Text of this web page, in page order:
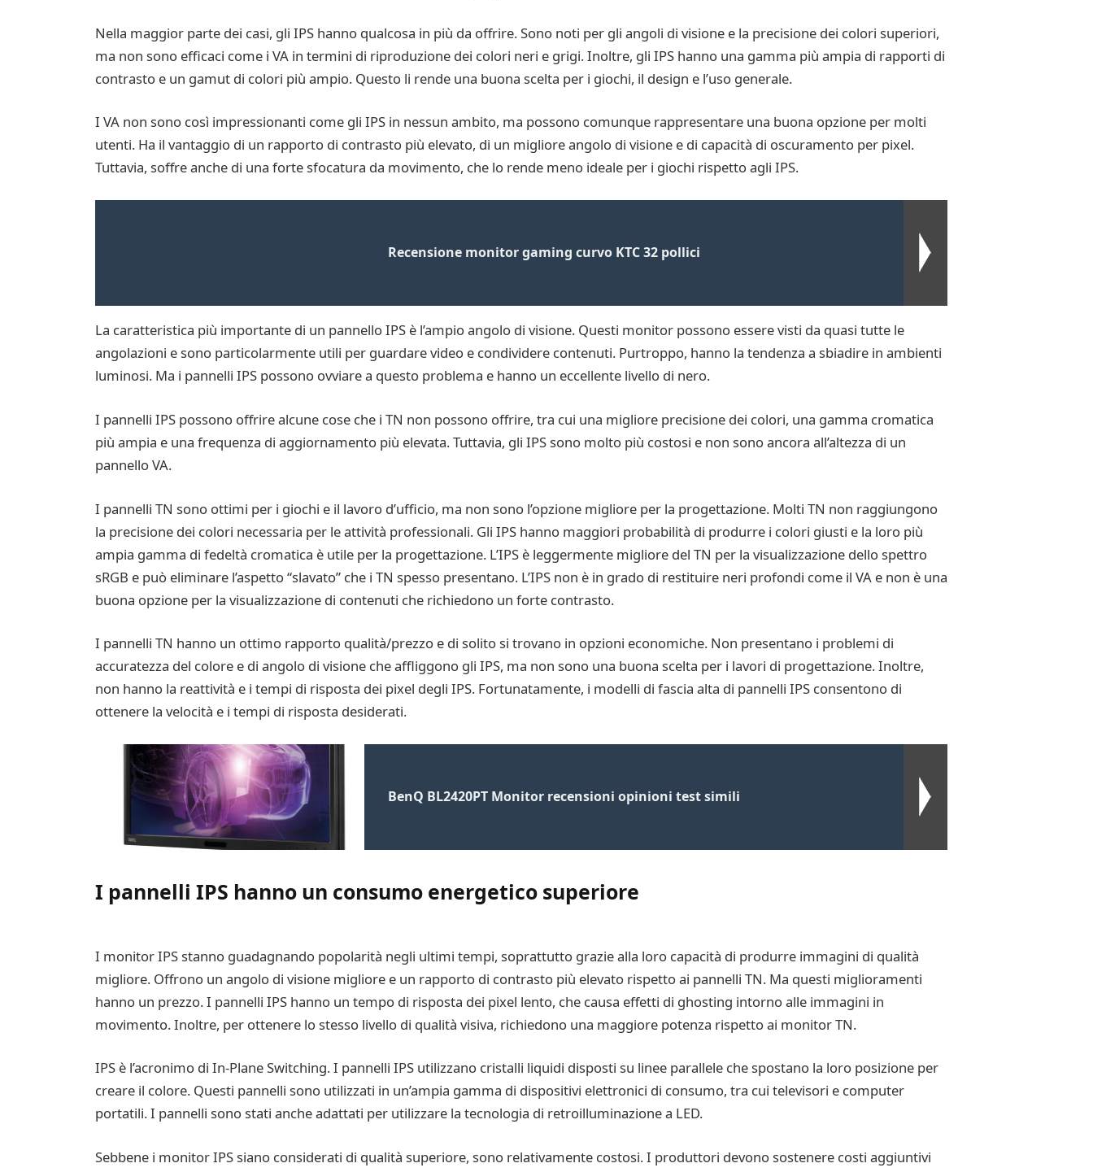
Nella maggior parte dei casi, gli IPS hanno qualcosa in più da offrire. Sono noti per gli angoli di visione e la precisione dei colori superiori,
ma non sono efficaci come i VA in termini di riproduzione dei colori neri e grigi. Inoltre, gli IPS hanno una gamma più ampia di rapporti di
contrasto e un gamut di colori più ampio. Questo li rende una buona scelta per i giochi, il design e l’uso generale.
I VA non sono così impressionanti come gli IPS in nessun ambito, ma possono comunque rappresentare una buona opzione per molti
utenti. Ha il vantaggio di un rapporto di contrasto più elevato, di un migliore angolo di visione e di capacità di oscuramento per pixel.
Tuttavia, soffre anche di una forte sfocatura da movimento, che lo rende meno ideale per i giochi rispetto agli IPS.
Recensione monitor gaming curvo KTC 32 pollici
La caratteristica più importante di un pannello IPS è l’ampio angolo di visione. Questi monitor possono essere visti da quasi tutte le
angolazioni e sono particolarmente utili per guardare video e condividere contenuti. Purtroppo, hanno la tendenza a sbiadire in ambienti
luminosi. Ma i pannelli IPS possono ovviare a questo problema e hanno un eccellente livello di nero.
I pannelli IPS possono offrire alcune cose che i TN non possono offrire, tra cui una migliore precisione dei colori, una gamma cromatica
più ampia e una frequenza di aggiornamento più elevata. Tuttavia, gli IPS sono molto più costosi e non sono ancora all’altezza di un
pannello VA.
I pannelli TN sono ottimi per i giochi e il lavoro d’ufficio, ma non sono l’opzione migliore per la progettazione. Molti TN non raggiungono
la precisione dei colori necessaria per le attività professionali. Gli IPS hanno maggiori probabilità di produrre i colori giusti e la loro più
ampia gamma di fedeltà cromatica è utile per la progettazione. L’IPS è leggermente migliore del TN per la visualizzazione dello spettro
sRGB e può eliminare l’aspetto “slavato” che i TN spesso presentano. L’IPS non è in grado di restituire neri profondi come il VA e non è una
buona opzione per la visualizzazione di contenuti che richiedono un forte contrasto.
I pannelli TN hanno un ottimo rapporto qualità/prezzo e di solito si trovano in opzioni economiche. Non presentano i problemi di
accuratezza del colore e di angolo di visione che affliggono gli IPS, ma non sono una buona scelta per i lavori di progettazione. Inoltre,
non hanno la reattività e i tempi di risposta dei pixel degli IPS. Fortunatamente, i modelli di fascia alta di pannelli IPS consentono di
ottenere la velocità e i tempi di risposta desiderati.
BenQ BL2420PT Monitor recensioni opinioni test simili
I pannelli IPS hanno un consumo energetico superiore
I monitor IPS stanno guadagnando popolarità negli ultimi tempi, soprattutto grazie alla loro capacità di produrre immagini di qualità
migliore. Offrono un angolo di visione migliore e un rapporto di contrasto più elevato rispetto ai pannelli TN. Ma questi miglioramenti
hanno un prezzo. I pannelli IPS hanno un tempo di risposta dei pixel lento, che causa effetti di ghosting intorno alle immagini in
movimento. Inoltre, per ottenere lo stesso livello di qualità visiva, richiedono una maggiore potenza rispetto ai monitor TN.
IPS è l’acronimo di In-Plane Switching. I pannelli IPS utilizzano cristalli liquidi disposti su linee parallele che spostano la loro posizione per
creare il colore. Questi pannelli sono utilizzati in un’ampia gamma di dispositivi elettronici di consumo, tra cui televisori e computer
portatili. I pannelli sono stati anche adattati per utilizzare la tecnologia di retroilluminazione a LED.
Sebbene i monitor IPS siano considerati di qualità superiore, sono relativamente costosi. I produttori devono sostenere costi aggiuntivi